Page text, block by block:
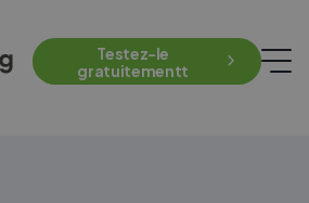
Testez-le
gratuitementt